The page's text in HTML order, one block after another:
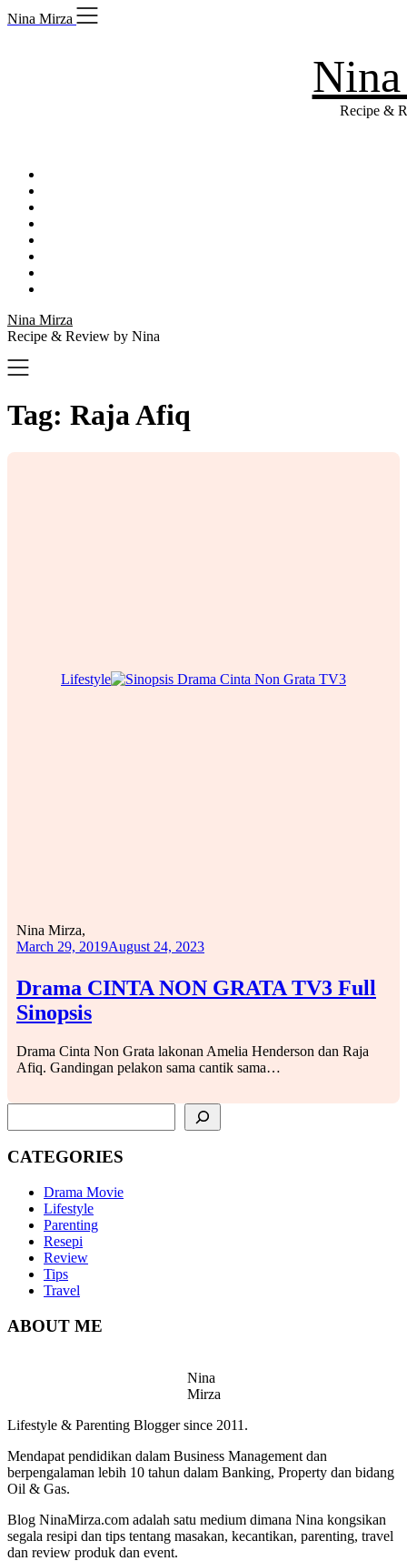
Skip
to
Nina Mirza
Recipe &
Nina Mirza
Recipe & Review by Nina
Tag: Raja Afiq
Lifestyle
Drama CINTA NON GRATA TV3 Full
Sinopsis
Nina Mirza,
March 29, 2019August 24, 2023
Drama Cinta Non Grata lakonan Amelia Henderson dan Raja
Afiq. Gandingan pelakon sama cantik sama…
CATEGORIES
Drama Movie
Lifestyle
Parenting
Resepi
Review
Tips
Travel
ABOUT ME
Nina
Mirza
Lifestyle & Parenting Blogger since 2011.
Mendapat pendidikan dalam Business Management dan
berpengalaman lebih 10 tahun dalam Banking, Property dan bidang
Oil & Gas.
Blog NinaMirza.com adalah satu medium dimana Nina kongsikan
segala resipi dan tips tentang masakan, kecantikan, parenting, travel
dan review produk dan event.